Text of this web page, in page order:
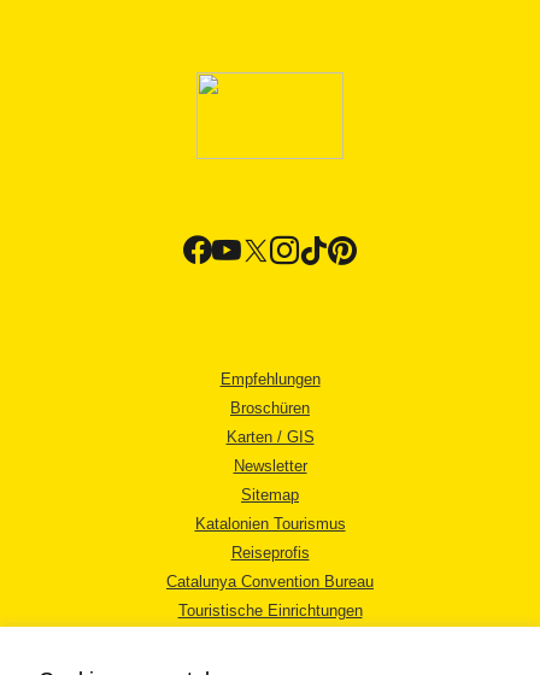
Empfehlungen
Broschüren
Karten / GIS
Newsletter
Sitemap
Katalonien Tourismus
Reiseprofis
Catalunya Convention Bureau
Touristische Einrichtungen